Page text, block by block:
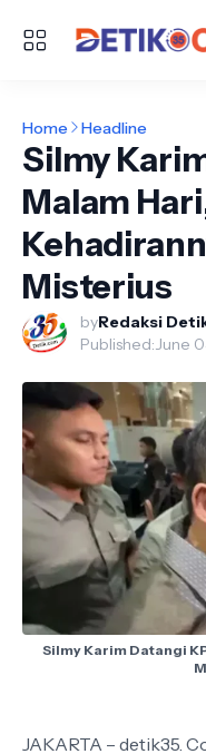
Home Headline
Silmy
Malam
Misterius
byRedaksi
Published:June
Silmy Karim Datangi
JAKARTA – detik35.